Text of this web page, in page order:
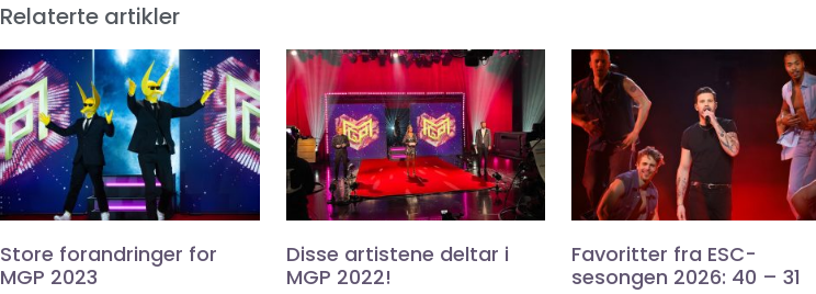
Relaterte artikler
Store forandringer for
MGP 2023
Disse artistene deltar i
MGP 2022!
Favoritter fra ESC-
sesongen 2026: 40 – 31